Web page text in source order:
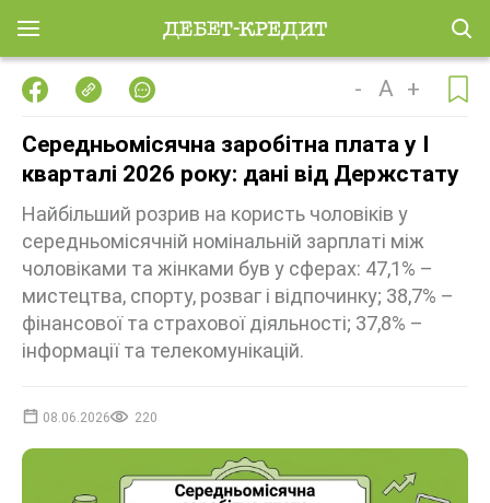
- A +
Середньомісячна заробітна плата у І
кварталі 2026 року: дані від Держстату
Найбільший розрив на користь чоловіків у
середньомісячній номінальній зарплаті між
чоловіками та жінками був у сферах: 47,1% –
мистецтва, спорту, розваг і відпочинку; 38,7% –
фінансової та страхової діяльності; 37,8% –
інформації та телекомунікацій.
08.06.2026 220